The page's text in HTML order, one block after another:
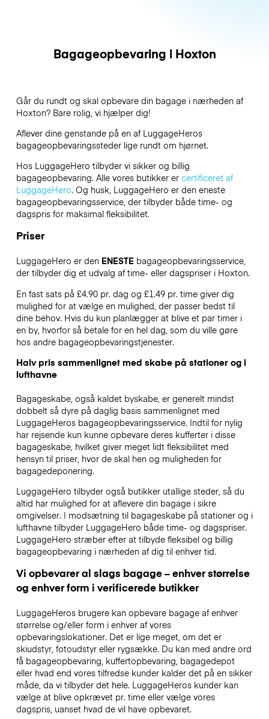
Bagageopbevaring i Hoxton
Går du rundt og skal opbevare din bagage i nærheden af
Hoxton? Bare rolig, vi hjælper dig!
Aflever dine genstande på en af LuggageHeros
bagageopbevaringssteder lige rundt om hjørnet.
Hos LuggageHero tilbyder vi sikker og billig
bagageopbevaring. Alle vores butikker er certificeret af
LuggageHero. Og husk, LuggageHero er den eneste
bagageopbevaringsservice, der tilbyder både time- og
dagspris for maksimal fleksibilitet.
Priser
LuggageHero er den ENESTEbagageopbevaringsservice,
der tilbyder dig et udvalg af time- eller dagspriser i Hoxton.
En fast sats på £4.90 pr. dag og £1.49 pr. time giver dig
mulighed for at vælge en mulighed, der passer bedst til
dine behov. Hvis du kun planlægger at blive et par timer i
en by, hvorfor så betale for en hel dag, som du ville gøre
hos andre bagageopbevaringstjenester.
Halv pris sammenlignet med skabe på stationer og i
lufthavne
Bagageskabe, også kaldet byskabe, er generelt mindst
dobbelt så dyre på daglig basis sammenlignet med
LuggageHeros bagageopbevaringsservice. Indtil for nylig
har rejsende kun kunne opbevare deres kufferter i disse
bagageskabe, hvilket giver meget lidt fleksibilitet med
hensyn til priser, hvor de skal hen og muligheden for
bagagedeponering.
LuggageHero tilbyder også butikker utallige steder, så du
altid har mulighed for at aflevere din bagage i sikre
omgivelser. I modsætning til bagageskabe på stationer og i
lufthavne tilbyder LuggageHero både time- og dagspriser.
LuggageHero stræber efter at tilbyde fleksibel og billig
bagageopbevaring i nærheden af dig til enhver tid.
Vi opbevarer al slags bagage – enhver størrelse
og enhver form i verificerede butikker
LuggageHeros brugere kan opbevare bagage af enhver
størrelse og/eller form i enhver af vores
opbevaringslokationer. Det er lige meget, om det er
skiudstyr, fotoudstyr eller rygsække. Du kan med andre ord
få bagageopbevaring, kuffertopbevaring, bagagedepot
eller hvad end vores tilfredse kunder kalder det på en sikker
måde, da vi tilbyder det hele. LuggageHeros kunder kan
vælge at blive opkrævet pr. time eller vælge vores
dagspris, uanset hvad de vil have opbevaret.